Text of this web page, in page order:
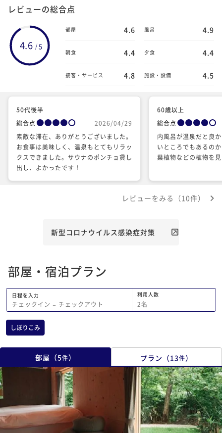
レビューの総合点
4.6 /5
部屋 4.6 風呂 4.9
朝食 4.4 夕食 4.4
接客・サービス 4.8 施設・設備 4.5
50代後半
総合点
2026/04/29
素敵な滞在、ありがとうございました。
お食事は美味しく、温泉もとてもリラッ
クスできました。サウナのポンチョ貸し
出し、よかったです！
60歳以上
総合点
内風呂が温泉だと良
いところでもあるの
葉植物などの植物を
レビューをみる（10件）
新型コロナウイルス感染症対策
部屋・宿泊プラン
日程を入力
チェックイン − チェックアウト
利用人数
2名
しぼりこみ
部屋 （5件） プラン （13件）